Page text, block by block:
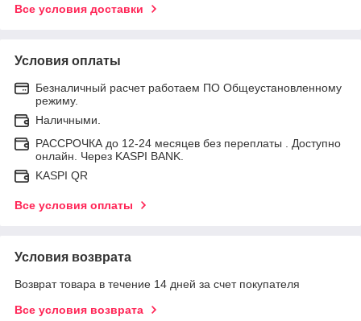
Все условия доставки
Условия оплаты
Безналичный расчет работаем ПО Общеустановленному
режиму.
Наличными.
РАССРОЧКА до 12-24 месяцев без переплаты . Доступно
онлайн. Через KASPI BANK.
KASPI QR
Все условия оплаты
Условия возврата
Возврат товара в течение 14 дней за счет покупателя
Все условия возврата